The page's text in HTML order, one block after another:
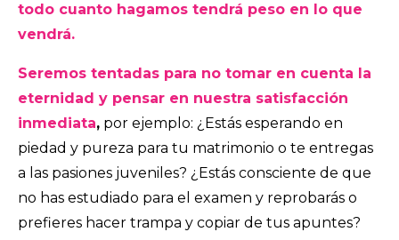
todo cuanto hagamos tendrá peso en lo que
vendrá.
Seremos tentadas para no tomar en cuenta la
eternidad y pensar en nuestra satisfacción
inmediata, por ejemplo: ¿Estás esperando en
piedad y pureza para tu matrimonio o te entregas
a las pasiones juveniles? ¿Estás consciente de que
no has estudiado para el examen y reprobarás o
prefieres hacer trampa y copiar de tus apuntes?